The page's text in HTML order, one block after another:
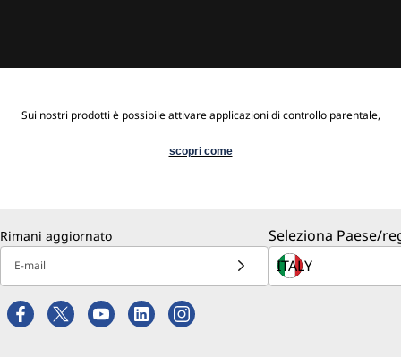
Sui nostri prodotti è possibile attivare applicazioni di controllo parentale,
scopri come
Rimani aggiornato
E-mail
Seleziona Paese/